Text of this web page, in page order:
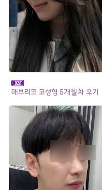
매부리코 코성형 6개월차 후기